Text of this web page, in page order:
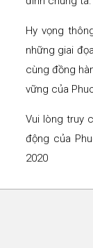
Hy vọng
những giai
cùng đồng
vững của
Vui lòng truy
động của
2020